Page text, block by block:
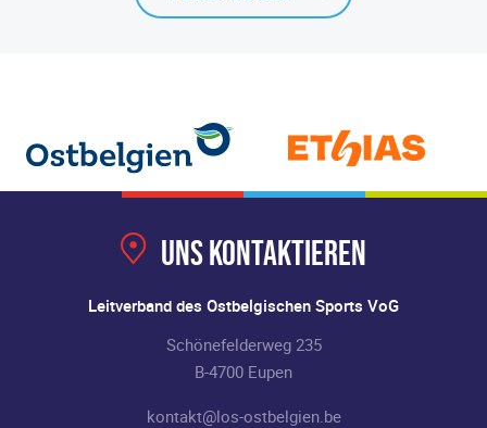
Uns kontaktieren
Leitverband des Ostbelgischen Sports VoG
Schönefelderweg 235
B-4700 Eupen
kontakt@los-ostbelgien.be